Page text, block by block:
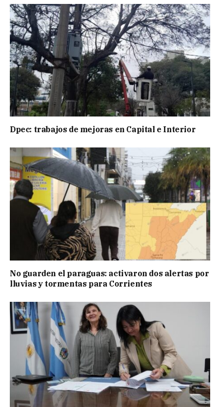
Dpec: trabajos de mejoras en Capital e Interior
No guarden el paraguas: activaron dos alertas por
lluvias y tormentas para Corrientes